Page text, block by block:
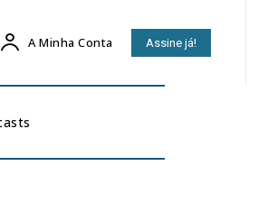
A Minha Conta Assine já!